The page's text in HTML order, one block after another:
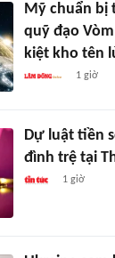
Mỹ chuẩn bị
quỹ đạo
kiệt kho tên
1 giờ
Dự luật tiền
đình trệ tại
1 giờ